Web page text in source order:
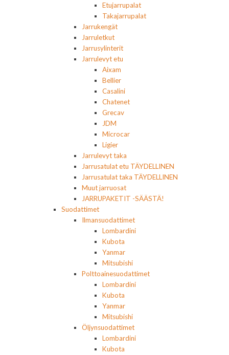
Etujarrupalat
Takajarrupalat
Jarrukengät
Jarruletkut
Jarrusylinterit
Jarrulevyt etu
Aixam
Bellier
Casalini
Chatenet
Grecav
JDM
Microcar
Ligier
Jarrulevyt taka
Jarrusatulat etu TÄYDELLINEN
Jarrusatulat taka TÄYDELLINEN
Muut jarruosat
JARRUPAKETIT -SÄÄSTÄ!
Suodattimet
Ilmansuodattimet
Lombardini
Kubota
Yanmar
Mitsubishi
Polttoainesuodattimet
Lombardini
Kubota
Yanmar
Mitsubishi
Öljynsuodattimet
Lombardini
Kubota